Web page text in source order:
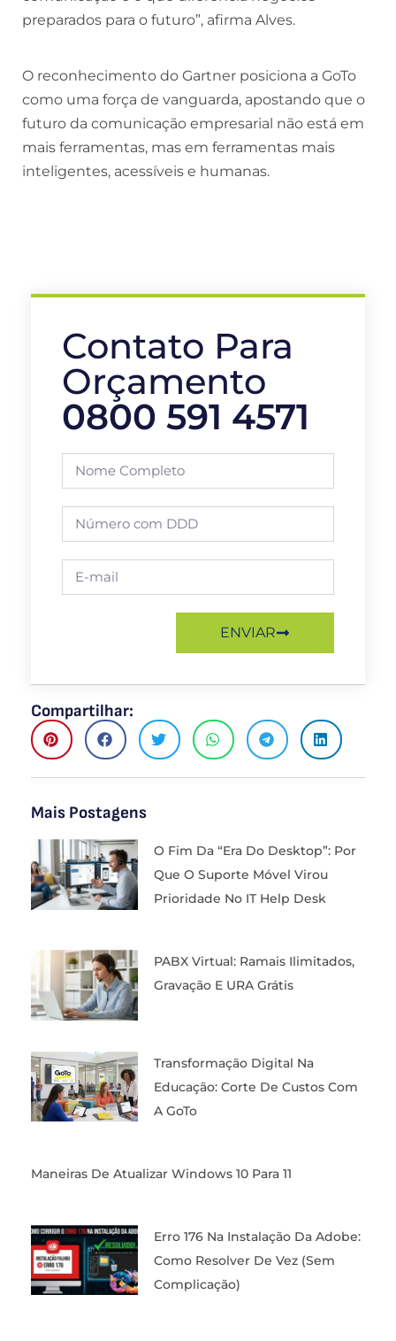
preparados para o futuro”, afirma Alves.
O reconhecimento do Gartner posiciona a GoTo
como uma força de vanguarda, apostando que o
futuro da comunicação empresarial não está em
mais ferramentas, mas em ferramentas mais
inteligentes, acessíveis e humanas.
Contato Para
Orçamento
0800 591 4571
ENVIAR
Compartilhar:
Mais Postagens
O Fim Da “Era Do Desktop”: Por
Que O Suporte Móvel Virou
Prioridade No IT Help Desk
PABX Virtual: Ramais Ilimitados,
Gravação E URA Grátis
Transformação Digital Na
Educação: Corte De Custos Com
A GoTo
Maneiras De Atualizar Windows 10 Para 11
Erro 176 Na Instalação Da Adobe:
Como Resolver De Vez (Sem
Complicação)